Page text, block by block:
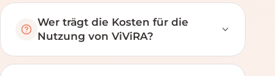
Wer trägt die Kosten für die
Nutzung von ViViRA?